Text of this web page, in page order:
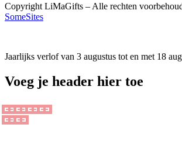
Copyright LiMaGifts – Alle rechten
SomeSites
Jaarlijks verlof van 3 augustus tot en met 18
Voeg je header hier toe